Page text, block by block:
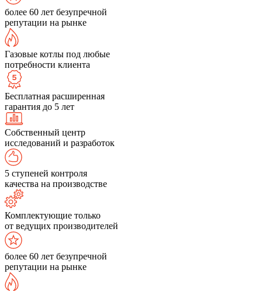
более 60 лет безупречной
репутации на рынке
Газовые котлы под любые
потребности клиента
Бесплатная расширенная
гарантия до 5 лет
Собственный центр
исследований и разработок
5 ступеней контроля
качества на производстве
Комплектующие только
от ведущих производителей
более 60 лет безупречной
репутации на рынке